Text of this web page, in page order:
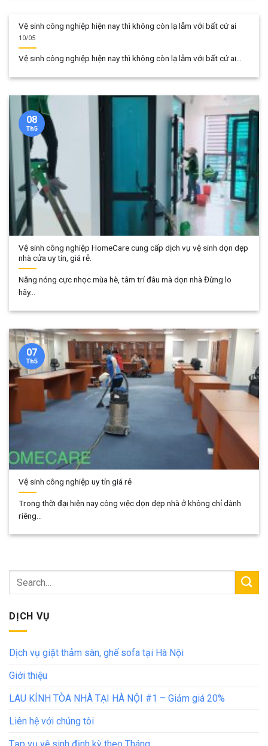
Vệ sinh công nghiệp hiện nay thì không còn lạ lẫm với bất cứ ai
10/05
Vệ sinh công nghiệp hiện nay thì không còn lạ lẫm với bất cứ ai...
Vệ sinh công nghiệp HomeCare cung cấp dịch vụ vệ sinh dọn dẹp
nhà cửa uy tín, giá rẻ.
Nắng nóng cực nhọc mùa hè, tâm trí đâu mà dọn nhà Đừng lo
hãy...
08
Th5
Vệ sinh công nghiệp uy tín giá rẻ
Trong thời đại hiện nay công việc dọn dẹp nhà ở không chỉ dành
riêng...
07
Th5
DỊCH VỤ
Dịch vụ giặt thảm sàn, ghế sofa tại Hà Nội
Giới thiệu
LAU KÍNH TÒA NHÀ TẠI HÀ NỘI #1 – Giảm giá 20%
Liên hệ với chúng tôi